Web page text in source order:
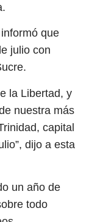
que
julio con
la Libertad, y
nuestra más
capital
dijo a esta
un año de
todo